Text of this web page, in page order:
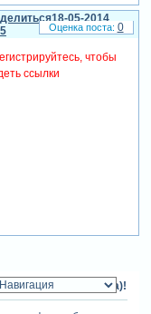
18-05-2014
чтобы
ссылки
0
Галина (galaktika)!